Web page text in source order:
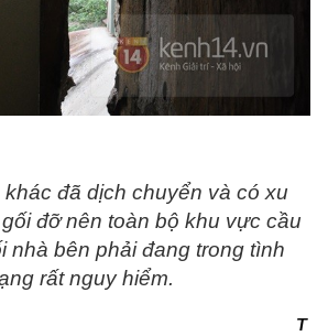
đã dịch chuyển và có xu
đỡ nên toàn bộ khu vực cầu
nhà bên phải đang trong tình
rất nguy hiểm.
T